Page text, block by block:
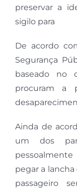
preservar a
sigilo para
De acordo
Segurança
baseado no
procuram a
Ainda de
um dos
pegar a lancha
passageiro